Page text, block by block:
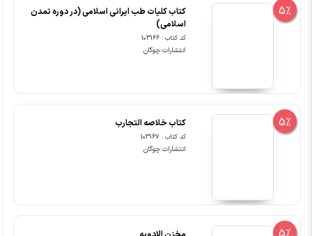
5%
کتاب کلیات طب ایرانی اسلامی (در دوره تمدن
اسلامی)
کد کتاب : 103166
انتشارات چوگان
5% کتاب خلاصه التجارب
کد کتاب : 103167
انتشارات چوگان